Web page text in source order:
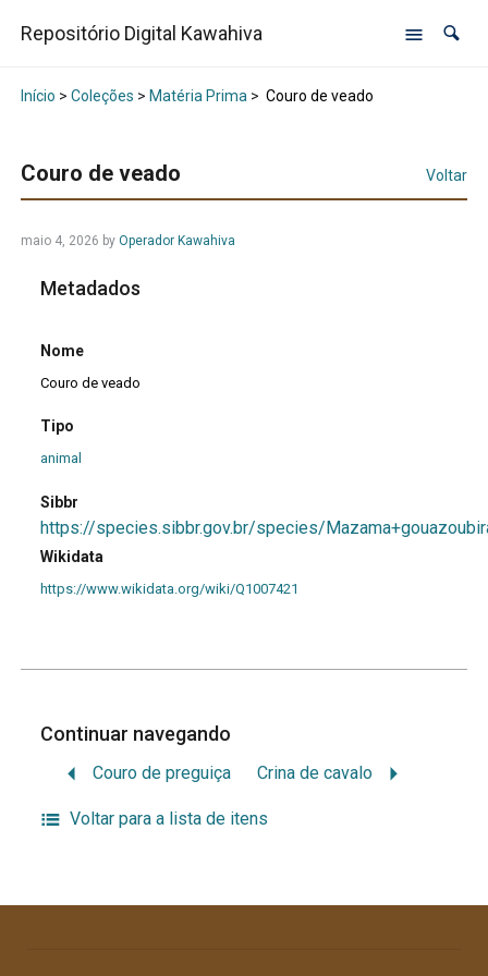
Repositório Digital Kawahiva
Início > Coleções > Matéria Prima> Couro de veado
Couro de veado Voltar
maio 4, 2026 by Operador Kawahiva
Metadados
Nome
Couro de veado
Tipo
animal
Sibbr
https://species.sibbr.gov.br/species/
Wikidata
https://www.wikidata.org/wiki/Q1007421
Continuar navegando
Couro de preguiça Crina de cavalo
Voltar para a lista de itens